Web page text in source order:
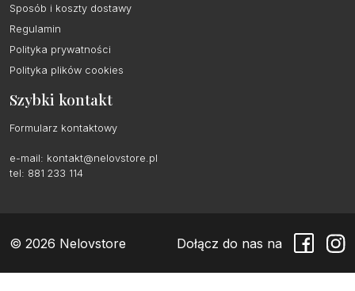
Sposób i koszty dostawy
Regulamin
Polityka prywatności
Polityka plików cookies
Szybki kontakt
Formularz kontaktowy
e-mail: kontakt@nelovstore.pl
tel: 881 233 114
© 2026 Nelovstore Dołącz do nas na